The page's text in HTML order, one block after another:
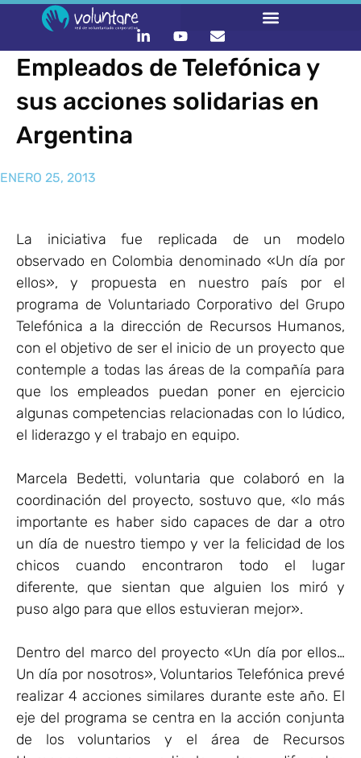
Empleados de Telefónica y
sus acciones solidarias en
Argentina
ENERO 25, 2013
La iniciativa fue replicada de un modelo
observado en Colombia denominado «Un día por
ellos», y propuesta en nuestro país por el
programa de Voluntariado Corporativo del Grupo
Telefónica a la dirección de Recursos Humanos,
con el objetivo de ser el inicio de un proyecto que
contemple a todas las áreas de la compañía para
que los empleados puedan poner en ejercicio
algunas competencias relacionadas con lo lúdico,
el liderazgo y el trabajo en equipo.
Marcela Bedetti, voluntaria que colaboró en la
coordinación del proyecto, sostuvo que, «lo más
importante es haber sido capaces de dar a otro
un día de nuestro tiempo y ver la felicidad de los
chicos cuando encontraron todo el lugar
diferente, que sientan que alguien los miró y
puso algo para que ellos estuvieran mejor».
Dentro del marco del proyecto «Un día por ellos…
Un día por nosotros», Voluntarios Telefónica prevé
realizar 4 acciones similares durante este año. El
eje del programa se centra en la acción conjunta
de los voluntarios y el área de Recursos